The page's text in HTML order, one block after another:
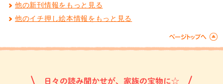
他の新刊情報をもっと見る
他のイチ押し絵本情報をもっと見る
日々の読み聞かせが、家族の宝物に☆